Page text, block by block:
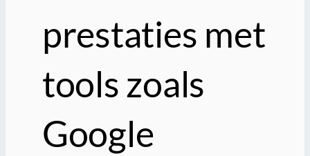
prestaties met
tools zoals
Google